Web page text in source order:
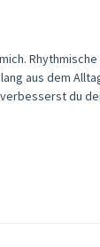
aus dem
du